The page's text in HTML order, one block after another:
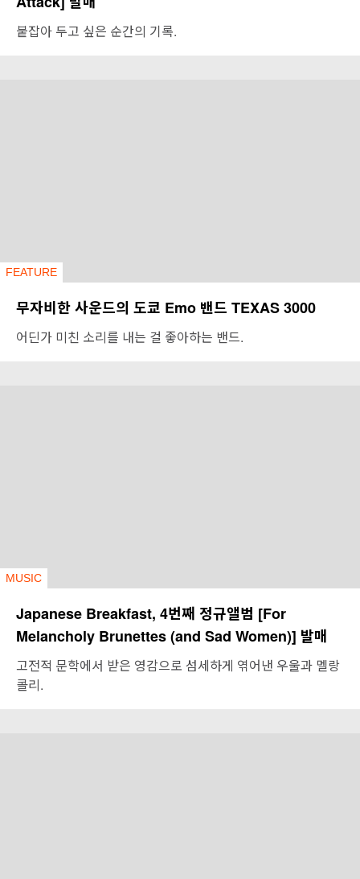
붙잡아 두고 싶은 순간의 기록.
FEATURE
무자비한 사운드의 도쿄 Emo 밴드 TEXAS 3000
어딘가 미친 소리를 내는 걸 좋아하는 밴드.
MUSIC
Japanese Breakfast, 4번째 정규앨범 [For
Melancholy Brunettes (and Sad Women)] 발매
고전적 문학에서 받은 영감으로 섬세하게 엮어낸 우울과 멜랑
콜리.